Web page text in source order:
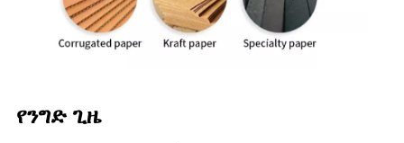
የንግድ ጊዜ